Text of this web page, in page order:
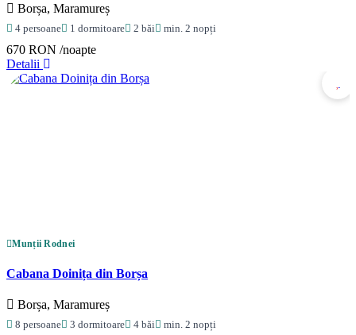
Borșa, Maramureș
4 persoane 1 dormitoare 2 băi min. 2 nopți
670 RON /noapte
Detalii
Munții Rodnei
Cabana Doinița din Borșa
Borșa, Maramureș
8 persoane 3 dormitoare 4 băi min. 2 nopți